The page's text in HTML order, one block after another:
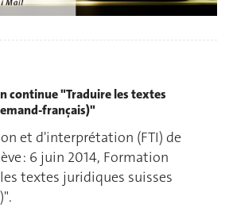
continue "Traduire les textes
français)"
et d'interprétation (FTI) de
: 6 juin 2014, Formation
textes juridiques suisses